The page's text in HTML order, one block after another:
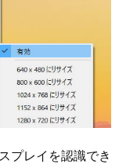
プレイを認識でき